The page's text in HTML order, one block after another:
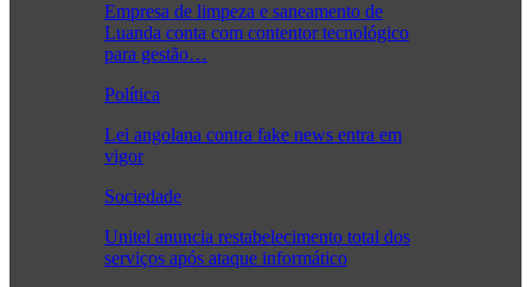
Empresa de limpeza e saneamento de
Luanda conta com contentor tecnológico
para gestão…
Política
Lei angolana contra fake news entra em
vigor
Sociedade
Unitel anuncia restabelecimento total dos
serviços após ataque informático